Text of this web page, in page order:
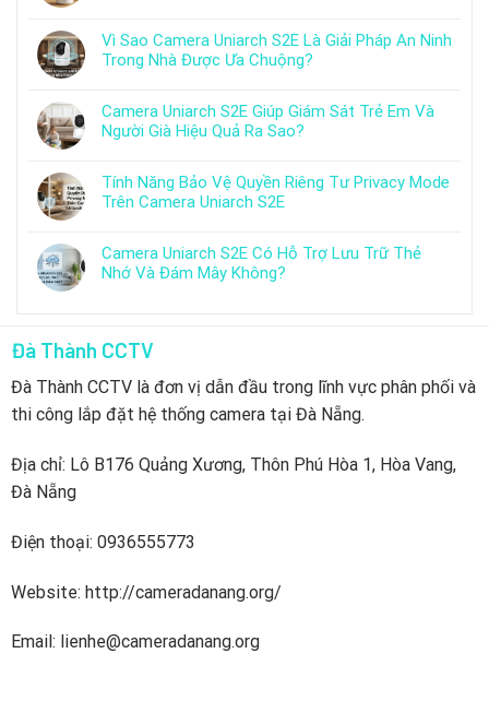
Vì Sao Camera Uniarch S2E Là Giải Pháp An Ninh
Trong Nhà Được Ưa Chuộng?
Camera Uniarch S2E Giúp Giám Sát Trẻ Em Và
Người Già Hiệu Quả Ra Sao?
Tính Năng Bảo Vệ Quyền Riêng Tư Privacy Mode
Trên Camera Uniarch S2E
Camera Uniarch S2E Có Hỗ Trợ Lưu Trữ Thẻ
Nhớ Và Đám Mây Không?
Đà Thành CCTV
Đà Thành CCTV là đơn vị dẫn đầu trong lĩnh vực phân phối và
thi công lắp đặt hệ thống camera tại Đà Nẵng.
Địa chỉ: Lô B176 Quảng Xương, Thôn Phú Hòa 1, Hòa Vang,
Đà Nẵng
Điện thoại: 0936555773
Website: http://cameradanang.org/
Email: lienhe@cameradanang.org